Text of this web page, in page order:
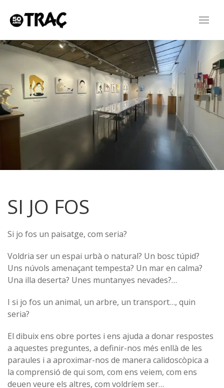
SI JO FOS
Si jo fos un paisatge, com seria?
Voldria ser un espai urbà o natural? Un bosc túpid?
Uns núvols amenaçant tempesta? Un mar en calma?
Una illa deserta? Unes muntanyes nevades?…
I si jo fos un animal, un arbre, un transport…, quin
seria?
El dibuix ens obre portes i ens ajuda a donar respostes
a aquestes preguntes, a definir-nos més enllà de les
paraules i a aproximar-nos de manera calidoscòpica a
la comprensió de qui som, com ens veiem, com ens
deuen veure els altres, com voldríem ser…